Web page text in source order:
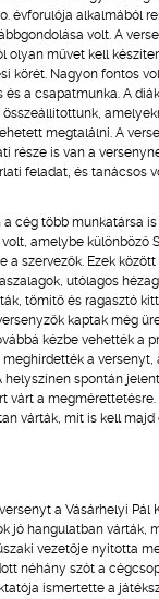
évforulója alkalmából
volt. A
olyan művet kell
körét. Nagyon fontos
és a csapatmunka. A
megtalálni. A
része is van a
feladat, és tanácsos
cég több munkatársa
amelybe különböző
a szervezők. Ezek
utólagos
tömítő és ragasztó
kaptak még
kézbe vehették a
meghirdették a
helyszínen spontán
várt a
várták, mit is kell majd
a Vásárhelyi Pál
jó hangulatban várták,
vezetője nyitotta
néhány szót a
ismertette a